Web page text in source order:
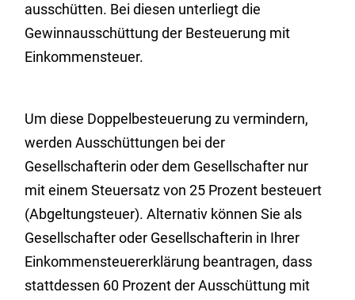
ausschütten. Bei diesen unterliegt die
Gewinnausschüttung der Besteuerung mit
Einkommensteuer.
Um diese Doppelbesteuerung zu vermindern,
werden Ausschüttungen bei der
Gesellschafterin oder dem Gesellschafter nur
mit einem Steuersatz von 25 Prozent besteuert
(Abgeltungsteuer). Alternativ können Sie als
Gesellschafter oder Gesellschafterin in Ihrer
Einkommensteuererklärung beantragen, dass
stattdessen 60 Prozent der Ausschüttung mit